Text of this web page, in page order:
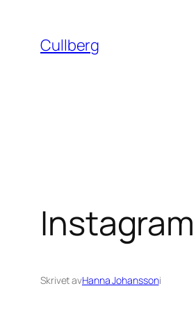
innehåll
Cullberg
Skrivet avHanna Johanssoni